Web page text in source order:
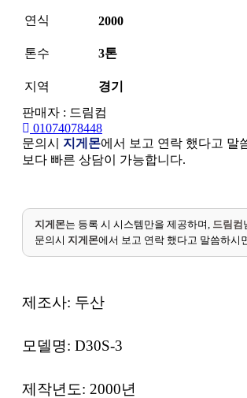
연식 2000
톤수 3톤
지역
경기
판매자 : 드림컴
01074078448
문의시 지게몬에서 보고 연락 했다고 말
보다 빠른 상담이 가능합니다.
지게몬는 등록 시 시스템만을 제공하며, 드림컴
문의시 지게몬에서 보고 연락 했다고 말씀하시
제조사: 두산
모델명: D30S-3
제작년도: 2000년